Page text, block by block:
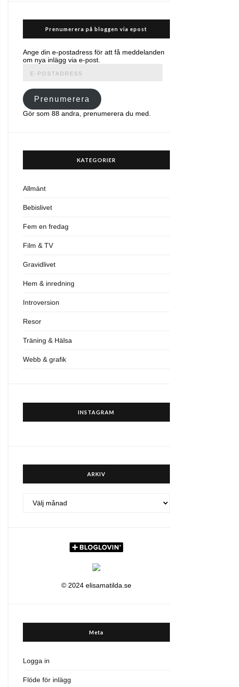
Prenumerera på bloggen via epost
Ange din e-postadress för att få meddelanden
om nya inlägg via e-post.
postadress
Prenumerera
Gör som 88 andra, prenumerera du med.
KATEGORIER
Allmänt
Bebislivet
Fem en fredag
Film & TV
Gravidlivet
Hem & inredning
Introversion
Resor
Träning & Hälsa
Webb & grafik
INSTAGRAM
ARKIV
© 2024 elisamatilda.se
Meta
Logga in
Flöde för inlägg